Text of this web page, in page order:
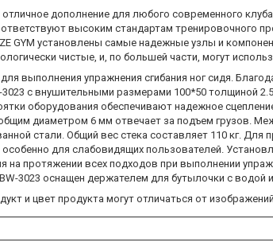
дополнение для любого современного
высоким стандартам тренировочного
GYM установлены самые надежные узлы и
чистые, и, по большей части, могут
выполнения упражнения сгибания ног сидя.
с внушительными размерами 100*50 толщиной
оборудования обеспечивают надежное
диаметром 6 мм отвечает за подъем грузов.
стали. Общий вес стека составляет 110 кг. Для
для слабовидящих пользователей.
протяжении всех подходов при выполнении
3023 оснащен держателем для бутылочки с водой и
и цвет продукта могут отличаться от изображений